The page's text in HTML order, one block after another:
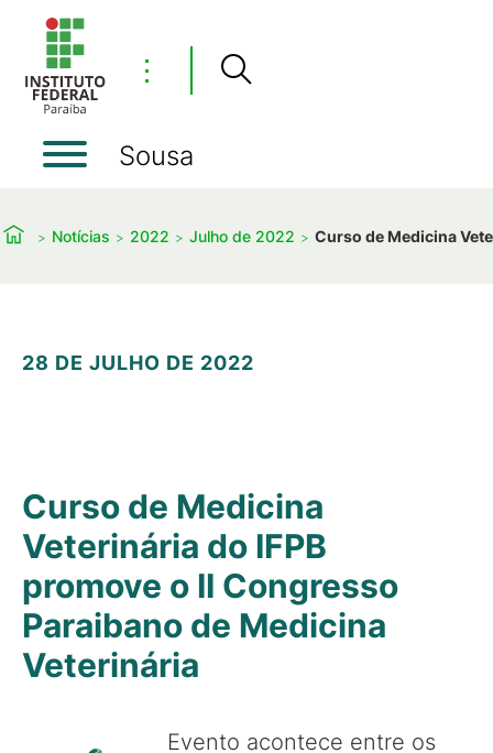
⋮
Sousa
Notícias 2022 Julho de 2022 Curso de Medicina
28 DE JULHO DE 2022
Curso de Medicina
Veterinária do IFPB
promove o II Congresso
Paraibano de Medicina
Veterinária
Evento acontece entre os